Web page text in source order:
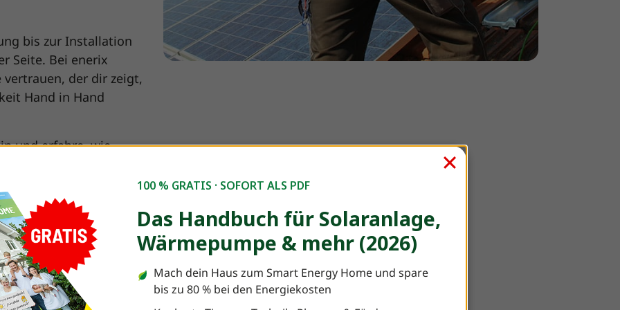
bis zur Installation
Seite. Bei enerix
der dir zeigt,
Hand in Hand
und erfahre, wie
Energiezukunft zu
Fragen zur Beratung
100 % GRATIS · SOFORT ALS PDF
Das Handbuch für Solaranlage,
Wärmepumpe & mehr (2026)
Mach dein Haus zum Smart Energy Home und spare
bis zu 80 % bei den Energiekosten